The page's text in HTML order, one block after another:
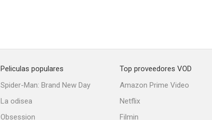
Peliculas populares
Spider-Man: Brand New Day
La odisea
Obsession
Top proveedores VOD
Amazon Prime Video
Netflix
Filmin